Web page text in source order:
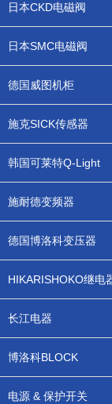
日本CKD电磁阀
日本SMC电磁阀
德国威图机柜
施克SICK传感器
韩国可莱特Q-Light
施耐德变频器
德国博洛科变压器
HIKARISHOKO继电
长江电器
博洛科BLOCK
电源 & 保护开关